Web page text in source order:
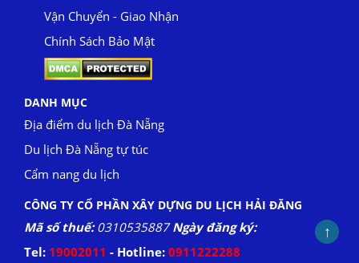
Vận Chuyển - Giao Nhận
Chính Sách Bảo Mật
DANH MỤC
Địa điểm du lịch Đà Nẵng
Du lịch Đà Nẵng tự túc
Cẩm nang du lịch
CÔNG TY CỔ PHẦN XÂY DỰNG DU LỊCH HẢI ĐĂNG
Mã số thuế:0310535887Ngày đăng ký:
Tel: 19002011 - Hotline: 0911222288
↑